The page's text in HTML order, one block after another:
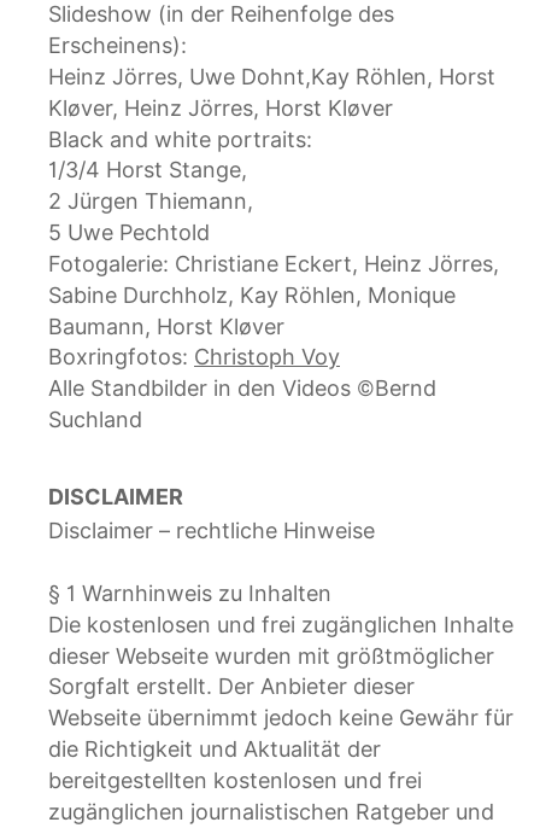
Slideshow (in der Reihenfolge des
Erscheinens):
Heinz Jörres, Uwe Dohnt,Kay Röhlen, Horst
Kløver, Heinz Jörres, Horst Kløver
Black and white portraits:
1/3/4 Horst Stange,
2 Jürgen Thiemann,
5 Uwe Pechtold
Fotogalerie: Christiane Eckert, Heinz Jörres,
Sabine Durchholz, Kay Röhlen, Monique
Baumann, Horst Kløver
Boxringfotos: Christoph Voy
Alle Standbilder in den Videos ©Bernd
Suchland
DISCLAIMER
Disclaimer – rechtliche Hinweise
§ 1 Warnhinweis zu Inhalten
Die kostenlosen und frei zugänglichen Inhalte
dieser Webseite wurden mit größtmöglicher
Sorgfalt erstellt. Der Anbieter dieser
Webseite übernimmt jedoch keine Gewähr für
die Richtigkeit und Aktualität der
bereitgestellten kostenlosen und frei
zugänglichen journalistischen Ratgeber und